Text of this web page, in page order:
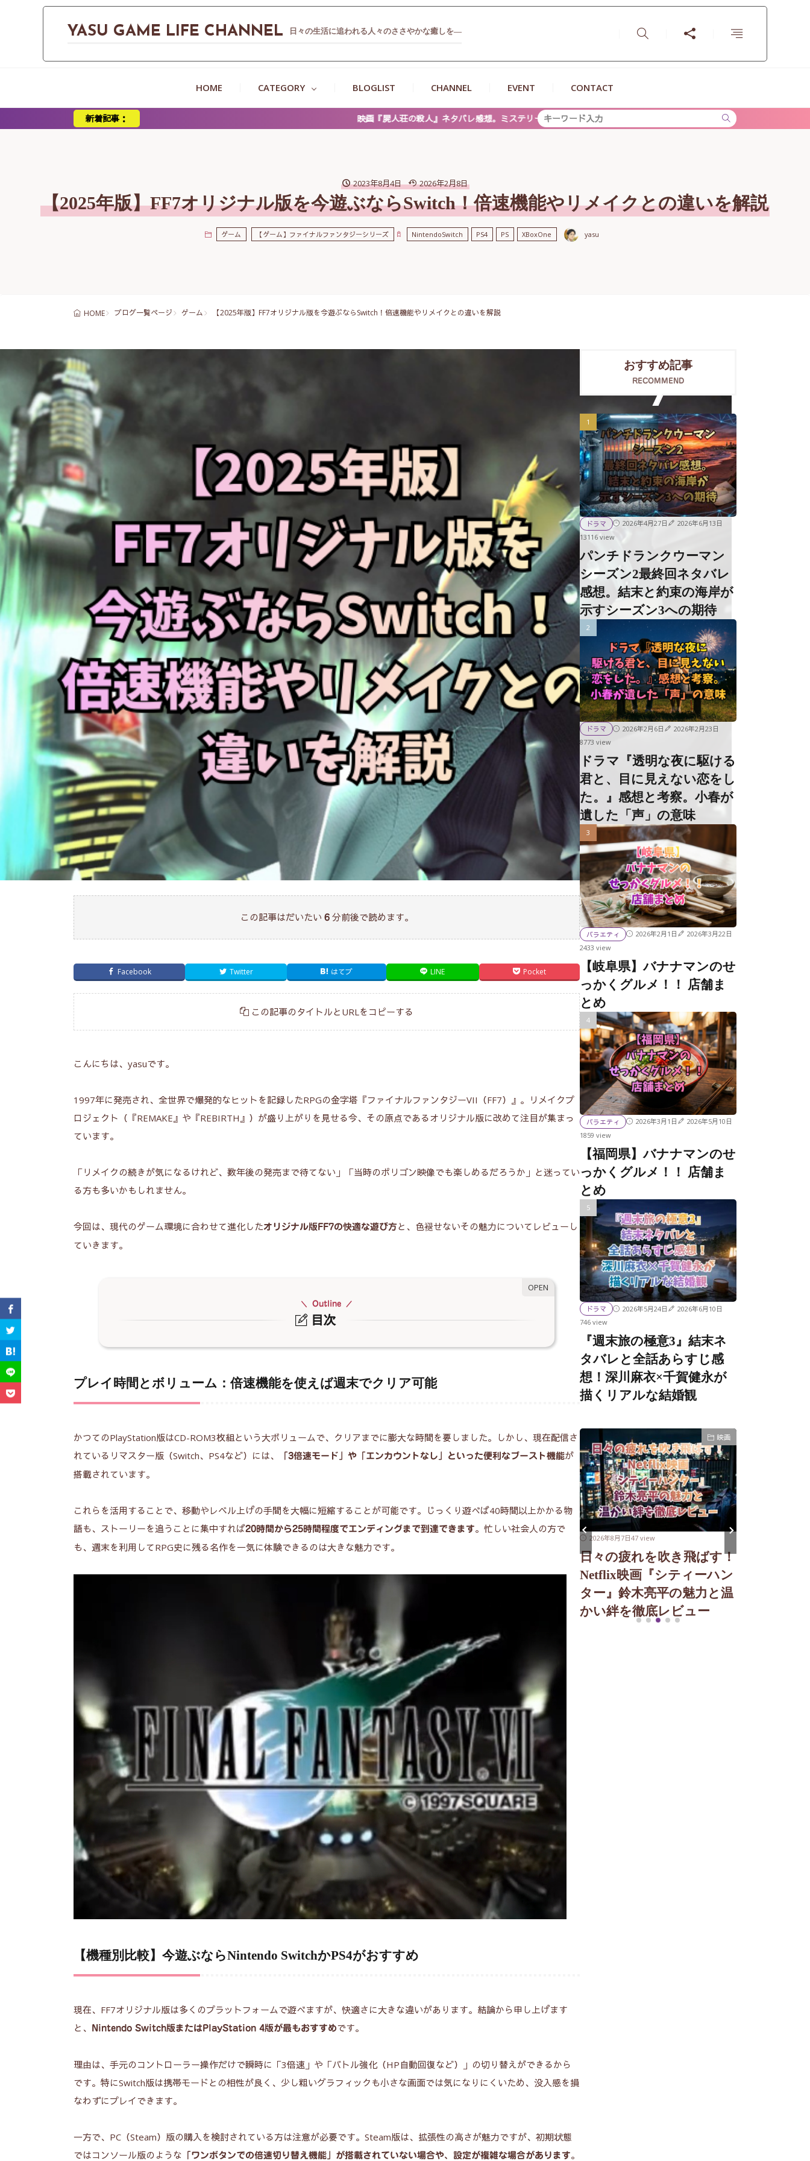
YASU GAME LIFE CHANNEL 日々の生活に追われる人々のささやかな癒しを―
HOME CATEGORY BLOGLIST CHANNEL EVENT CONTACT
新着記事： 映画『屍人荘の殺人』ネタバレ感想。ミステリーとゾンビの衝撃展開、神木・浜辺コンビの魅力を徹底解説
2023年8月4日 2026年2月8日
【2025年版】FF7オリジナル版を今遊ぶならSwitch！倍速機能やリメイクとの違いを解説
ゲーム 【ゲーム】ファイナルファンタジーシリーズ NintendoSwitch PS4 PS XBoxOne yasu
HOME ブログ一覧ページ ゲーム 【2025年版】FF7オリジナル版を今遊ぶならSwitch！倍速機能やリメイクとの違いを解説
この記事はだいたい 6分前後で読めます。
Facebook Twitter はてブ LINE Pocket
この記事のタイトルとURLをコピーする
こんにちは、yasuです。
1997年に発売され、全世界で爆発的なヒットを記録したRPGの金字塔『ファイナルファンタジーVII（FF7）』。リメイクプ
ロジェクト（『REMAKE』や『REBIRTH』）が盛り上がりを見せる今、その原点であるオリジナル版に改めて注目が集まっ
ています。
「リメイクの続きが気になるけれど、数年後の発売まで待てない」「当時のポリゴン映像でも楽しめるだろうか」と迷ってい
る方も多いかもしれません。
今回は、現代のゲーム環境に合わせて進化したオリジナル版FF7の快適な遊び方と、色褪せないその魅力についてレビューし
ていきます。
目次
Outline
1.
3.
ゲーム内容：想像力を刺激する「余白」の美学
5.
感想と総評：時代を超えて愛される「原点」を体験しよう
6.
関連記事
プレイ時間とボリューム：倍速機能を使えば週末でクリア可能
かつてのPlayStation版はCD-ROM3枚組という大ボリュームで、クリアまでに膨大な時間を要しました。しかし、現在配信さ
れているリマスター版（Switch、PS4など）には、
「3倍速モード」や「エンカウントなし」といった便利なブースト機能が
搭載されています。
これらを活用することで、移動やレベル上げの手間を大幅に短縮することが可能です。じっくり遊べば40時間以上かかる物
語も、ストーリーを追うことに集中すれば20時間から25時間程度でエンディングまで到達できます。忙しい社会人の方で
も、週末を利用してRPG史に残る名作を一気に体験できるのは大きな魅力です。
【機種別比較】今遊ぶならNintendo SwitchかPS4がおすすめ
現在、FF7オリジナル版は多くのプラットフォームで遊べますが、快適さに大きな違いがあります。結論から申し上げます
と、
Nintendo Switch版またはPlayStation 4版が最もおすすめです。
理由は、手元のコントローラー操作だけで瞬時に「3倍速」や「バトル強化（HP自動回復など）」の切り替えができるから
です。特にSwitch版は携帯モードとの相性が良く、少し粗いグラフィックも小さな画面では気になりにくいため、没入感を損
なわずにプレイできます。
一方で、PC（Steam）版の購入を検討されている方は注意が必要です。Steam版は、拡張性の高さが魅力ですが、初期状態
ではコンソール版のような 「ワンボタンでの倍速切り替え機能」が搭載されていない場合や、設定が複雑な場合があります。
おすすめ記事
RECOMMEND
ドラマ 2026年4月27日
2026年6月13日
13116 view
パンチドランクウーマン
シーズン2最終回ネタバレ
感想。結末と約束の海岸が
示すシーズン3への期待
ドラマ 2026年2月6日
2026年2月23日
8773 view
ドラマ『透明な夜に駆ける
君と、目に見えない恋をし
た。』感想と考察。小春が
遺した「声」の意味
バラエティ 2026年2月1日
2026年3月22日
2433 view
【岐阜県】バナナマンのせ
っかくグルメ！！ 店舗ま
とめ
バラエティ 2026年3月1日
2026年5月10日
1859 view
【福岡県】バナナマンのせ
っかくグルメ！！ 店舗ま
とめ
ドラマ 2026年5月24日
2026年6月10日
746 view
『週末旅の極意3』結末ネ
タバレと全話あらすじ感
想！深川麻衣×千賀健永が
描くリアルな結婚観
映画
考察｜山田杏奈が魅せる歪
映画
バレ感想。ミステリーとゾ
辺コンビの魅力を徹底解説
ゲーム
精霊の黄昏 レビュー｜賛
映画
2026年8月7日47 view
日々の疲れを吹き飛ばす！
Netflix映画『シティーハン
ター』鈴木亮平の魅力と温
かい絆を徹底レビュー